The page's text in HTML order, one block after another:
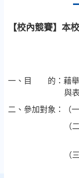
【校內競賽】本
一、目 的：藉舉
與
二、參加對象：（
（
（